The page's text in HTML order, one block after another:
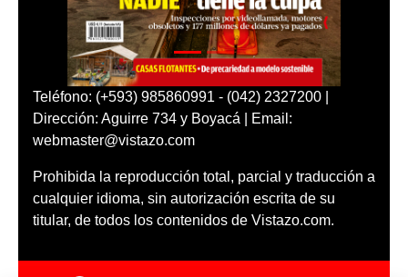
Teléfono: (+593) 985860991 - (042) 2327200 |
Dirección: Aguirre 734 y Boyacá | Email:
webmaster@vistazo.com
Prohibida la reproducción total, parcial y traducción a
cualquier idioma, sin autorización escrita de su
titular, de todos los contenidos de Vistazo.com.